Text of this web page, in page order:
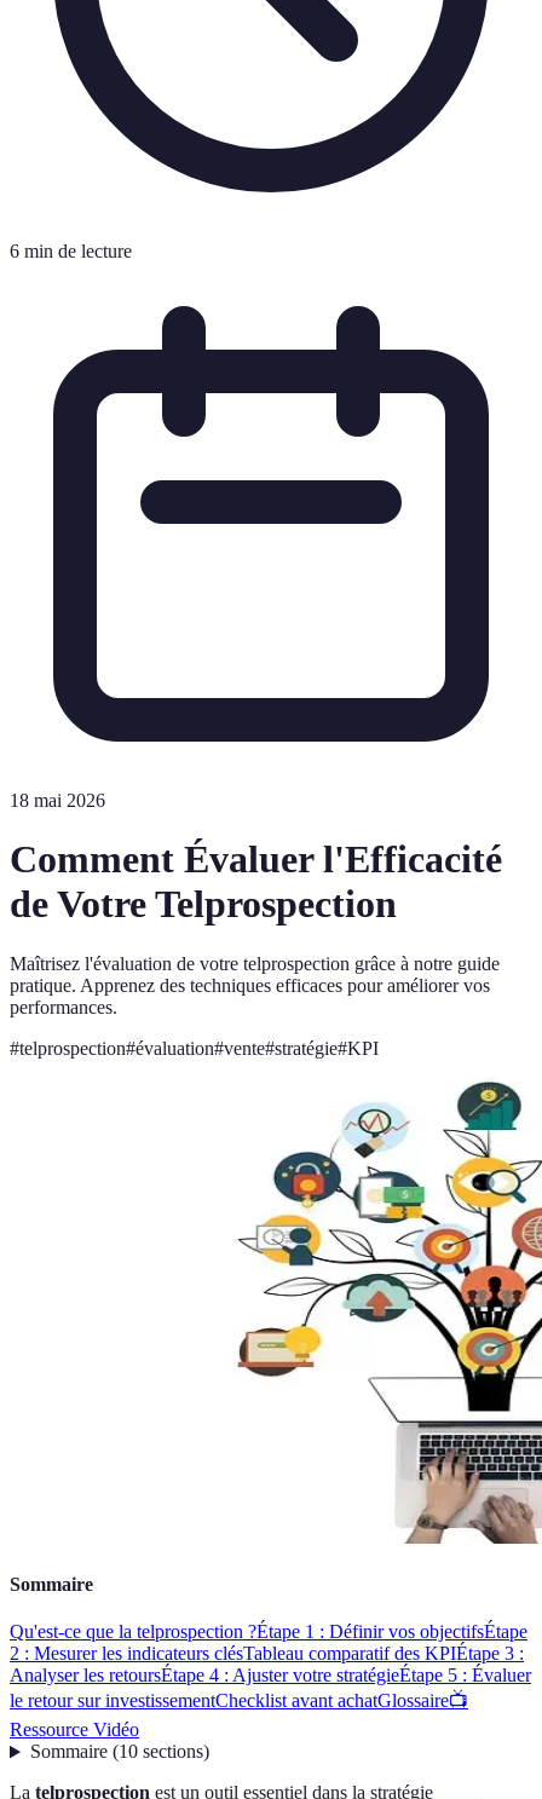
6 min de lecture
18 mai 2026
Comment Évaluer l'Efficacité
de Votre Telprospection
Maîtrisez l'évaluation de votre telprospection grâce à notre guide
pratique. Apprenez des techniques efficaces pour améliorer vos
performances.
#telprospection#évaluation#vente#stratégie#KPI
Sommaire
Qu'est-ce que la telprospection ?Étape 1 : Définir vos objectifsÉtape
2 : Mesurer les indicateurs clésTableau comparatif des KPIÉtape 3 :
Analyser les retoursÉtape 4 : Ajuster votre stratégieÉtape 5 : Évaluer
le retour sur investissementChecklist avant achatGlossaire📺
Ressource Vidéo
Sommaire(10 sections)
La telprospection est un outil essentiel dans la stratégie